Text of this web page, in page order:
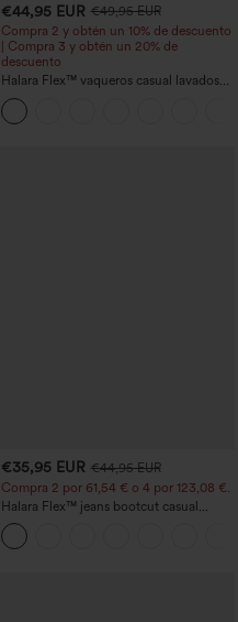
+10
€44,95 EUR €49,95 EUR
Compra 2 y obtén un 10% de descuento
| Compra 3 y obtén un 20% de
descuento
Halara Flex™ vaqueros casual lavados
asimétricos de tiro bajo con bolsillos
con cremallera, corte baggy y pierna
ancha
€35,95 EUR €44,95 EUR
Compra 2 por 61,54 € o 4 por 123,08 €.
Halara Flex™ jeans bootcut casual
lavados, de talle alto y con bolsillos